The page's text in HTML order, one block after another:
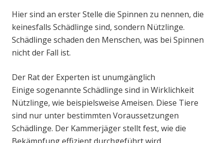
Hier sind an erster Stelle die Spinnen zu nennen, die
keinesfalls Schädlinge sind, sondern Nützlinge.
Schädlinge schaden den Menschen, was bei Spinnen
nicht der Fall ist.
Der Rat der Experten ist unumgänglich
Einige sogenannte Schädlinge sind in Wirklichkeit
Nützlinge, wie beispielsweise Ameisen. Diese Tiere
sind nur unter bestimmten Voraussetzungen
Schädlinge. Der Kammerjäger stellt fest, wie die